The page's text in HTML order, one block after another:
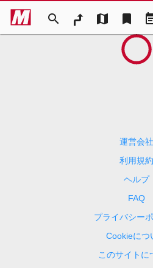
search map bookmark
運営会社
利用規約
ヘルプ
FAQ
プライバシー
Cookieにつ
このサイトに